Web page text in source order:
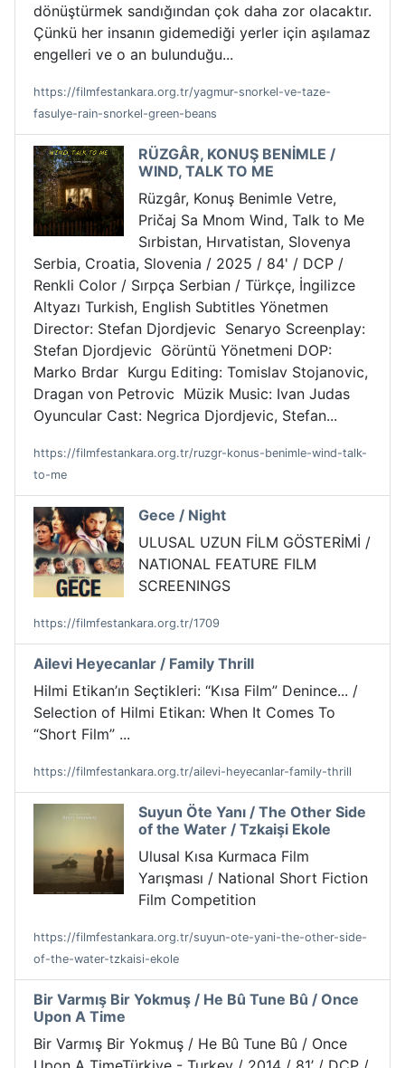
dönüştürmek sandığından çok daha zor olacaktır.
Çünkü her insanın gidemediği yerler için aşılamaz
engelleri ve o an bulunduğu...
https://filmfestankara.org.tr/yagmur-snorkel-ve-taze-
fasulye-rain-snorkel-green-beans
RÜZGÂR, KONUŞ BENİMLE /
WIND, TALK TO ME
Rüzgâr, Konuş Benimle Vetre,
Pričaj Sa Mnom Wind, Talk to Me
Sırbistan, Hırvatistan, Slovenya
Serbia, Croatia, Slovenia / 2025 / 84' / DCP /
Renkli Color / Sırpça Serbian / Türkçe, İngilizce
Altyazı Turkish, English Subtitles Yönetmen
Director: Stefan Djordjevic Senaryo Screenplay:
Stefan Djordjevic Görüntü Yönetmeni DOP:
Marko Brdar Kurgu Editing: Tomislav Stojanovic,
Dragan von Petrovic Müzik Music: Ivan Judas
Oyuncular Cast: Negrica Djordjevic, Stefan...
https://filmfestankara.org.tr/ruzgr-konus-benimle-wind-talk-
to-me
Gece / Night
ULUSAL UZUN FİLM GÖSTERİMİ /
NATIONAL FEATURE FILM
SCREENINGS
https://filmfestankara.org.tr/1709
Ailevi Heyecanlar / Family Thrill
Hilmi Etikan’ın Seçtikleri: “Kısa Film” Denince... /
Selection of Hilmi Etikan: When It Comes To
“Short Film” ...
https://filmfestankara.org.tr/ailevi-heyecanlar-family-thrill
Suyun Öte Yanı / The Other Side
of the Water / Tzkaişi Ekole
Ulusal Kısa Kurmaca Film
Yarışması / National Short Fiction
Film Competition
https://filmfestankara.org.tr/suyun-ote-yani-the-other-side-
of-the-water-tzkaisi-ekole
Bir Varmış Bir Yokmuş / He Bû Tune Bû / Once
Upon A Time
Bir Varmış Bir Yokmuş / He Bû Tune Bû / Once